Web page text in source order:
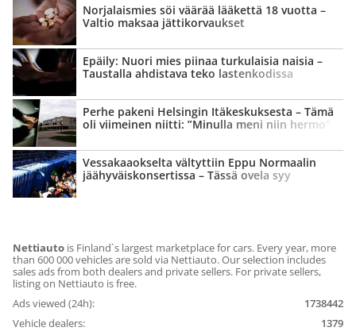
Norjalaismies söi väärää lääkettä 18 vuotta –
Valtio maksaa jätti­korvaukset
Epäily: Nuori mies piinaa turkulaisia naisia –
Taustalla ahdistava teko lastenkodissa
Perhe pakeni Helsingin Itäkeskuksesta – Tämä
oli viimeinen niitti: ”Minulla meni niin hermo”
Vessa­kaaokselta vältyttiin Eppu Normaalin
jäähyväis­konsertissa – Tässä ovela syy
Nettiautois Finland`s largest marketplace for cars. Every year, more
than 600 000 vehicles are sold via Nettiauto. Our selection includes
sales ads from both dealers and private sellers. For private sellers,
listing on Nettiauto is free.
Ads viewed (24h):
1738442
Vehicle dealers:
1379